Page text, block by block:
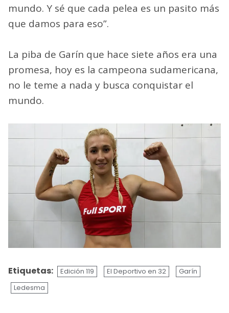
mundo. Y sé que cada pelea es un pasito más
que damos para eso”.
La piba de Garín que hace siete años era una
promesa, hoy es la campeona sudamericana,
no le teme a nada y busca conquistar el
mundo.
Etiquetas: Edición 119 El Deportivo en 32
Garín
Ledesma